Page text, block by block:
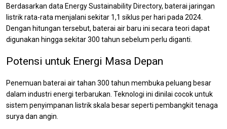
Berdasarkan data Energy Sustainability Directory, baterai jaringan
listrik rata-rata menjalani sekitar 1,1 siklus per hari pada 2024.
Dengan hitungan tersebut, baterai air baru ini secara teori dapat
digunakan hingga sekitar 300 tahun sebelum perlu diganti.
Potensi untuk Energi Masa Depan
Penemuan baterai air tahan 300 tahun membuka peluang besar
dalam industri energi terbarukan. Teknologi ini dinilai cocok untuk
sistem penyimpanan listrik skala besar seperti pembangkit tenaga
surya dan angin.